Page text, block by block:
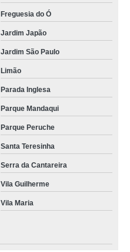
Freguesia do Ó
Jardim Japão
Jardim São Paulo
Limão
Parada Inglesa
Parque Mandaqui
Parque Peruche
Santa Teresinha
Serra da Cantareira
Vila Guilherme
Vila Maria